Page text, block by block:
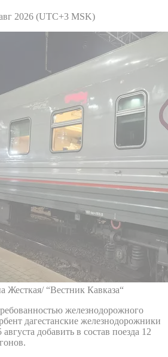
2026 (UTC+3 MSK)
“Вестник Кавказа“
железнодорожного
дагестанские железнодорожники
добавить в состав поезда 12